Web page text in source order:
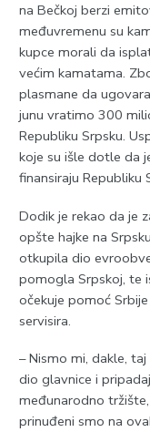
na Bečkoj berzi
međuvremenu su
kupce morali da
većim kamatama.
plasmane da
junu vratimo 300
Republiku Srpsku.
koje su išle dotle da
finansiraju Republiku
Dodik je rekao da je
opšte hajke na
otkupila dio
pomogla Srpskoj, te
očekuje pomoć
servisira.
– Nismo mi, dakle,
dio glavnice i
međunarodno
prinuđeni smo na